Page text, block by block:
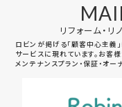
リフォーム・
ロビンが掲げる「顧客中心主義」
サービスに現れています。お客
メンテナンスプラン・保証・オ